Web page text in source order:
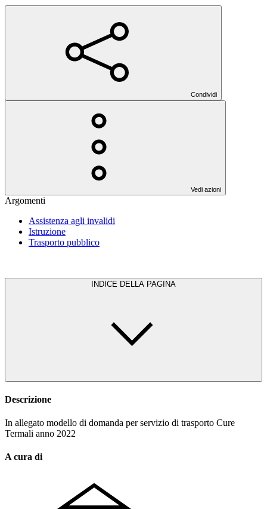
Condividi
Vedi azioni
Argomenti
Assistenza agli invalidi
Istruzione
Trasporto pubblico
INDICE DELLA PAGINA
Descrizione
In allegato modello di domanda per servizio di trasporto Cure
Termali anno 2022
A cura di